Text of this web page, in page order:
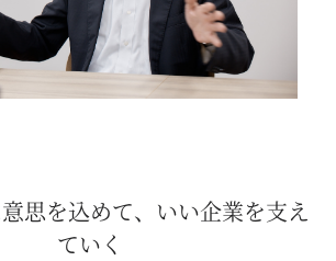
思を込めて、いい企業を支え
ていく